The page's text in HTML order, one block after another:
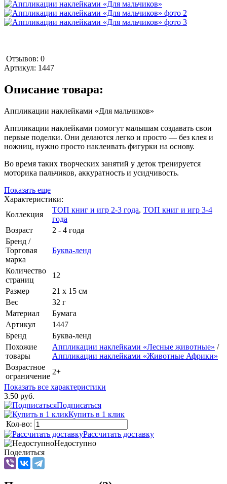
Отзывов: 0
Артикул: 1447
Описание товара:
Аппликации наклейками «Для мальчиков»
Аппликации наклейками помогут малышам создавать свои
первые поделки. Они делаются легко и просто — без клея и
ножниц, нужно просто наклеивать фигурки на основу.
Во время таких творческих занятий у деток тренируется
моторика пальчиков, аккуратность и усидчивость.
Показать еще
Характеристики:
Коллекция
ТОП книг и игр 2-3 года, ТОП книг и игр 3-4
года
Возраст
2 - 4 года
Бренд /
Торговая
марка
Буква-ленд
Количество
страниц
12
Размер
21 х 15 см
Вес
32 г
Материал
Бумага
Артикул
1447
Бренд
Буква-ленд
Похожие
товары
Аппликации наклейками «Лесные животные» /
Аппликации наклейками «Животные Африки»
Возрастное
ограничение
2+
Показать все характеристики
3.50 руб.
Подписаться
Купить в 1 клик
Кол-во:
Рассчитать доставку
Недоступно
Поделиться